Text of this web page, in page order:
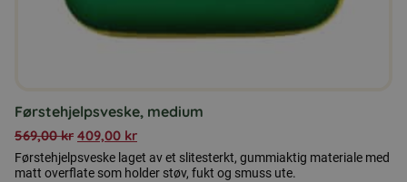
Førstehjelpsveske, medium
569,00kr 409,00 kr
Førstehjelpsveske laget av et slitesterkt, gummiaktig materiale med
matt overflate som holder støv, fukt og smuss ute.